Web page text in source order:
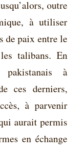
outre
à utiliser
de paix entre le
talibans. En
pakistanais à
ces derniers,
à parvenir
aurait permis
en échange